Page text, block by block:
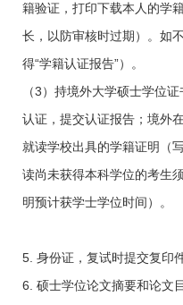
籍验证，打印下载本人的学
长，以防审核时过期）。如
得“学籍认证报告”）。
（3）持境外大学硕士学位
认证，提交认证报告；境外
就读学校出具的学籍证明（
读尚未获得本科学位的考生
明预计获学士学位时间）。
5. 身份证，复试时提交复印
6. 硕士学位论文摘要和论文